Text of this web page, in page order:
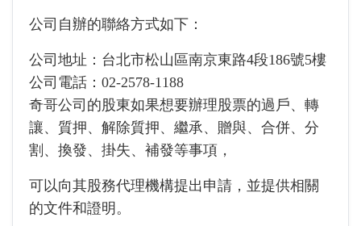
公司自辦的聯絡方式如下：
公司地址：台北市松山區南京東路4段186號5樓
公司電話：02-2578-1188
奇哥公司的股東如果想要辦理股票的過戶、轉
讓、質押、解除質押、繼承、贈與、合併、分
割、換發、掛失、補發等事項，
可以向其股務代理機構提出申請，並提供相關
的文件和證明。